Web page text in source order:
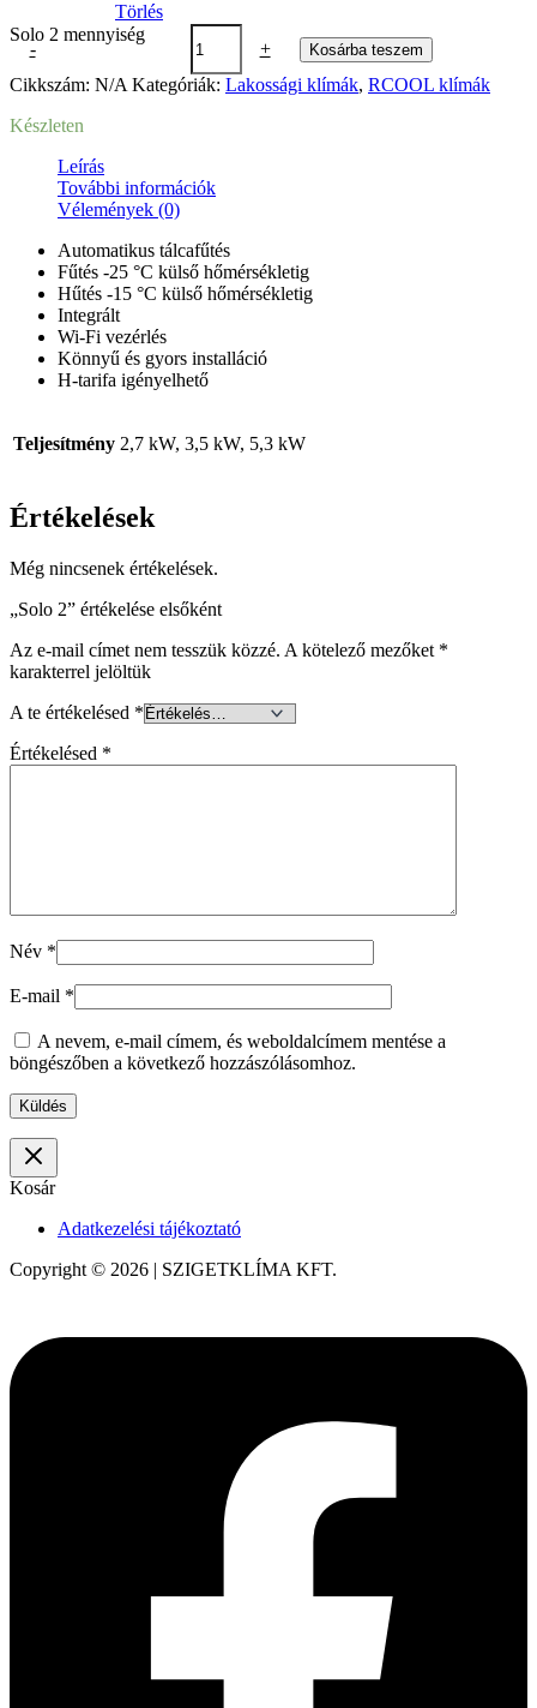
Törlés
-
Solo 2 mennyiség
+ Kosárba teszem
Cikkszám: N/A Kategóriák: Lakossági klímák, RCOOL klímák
Készleten
Leírás
További információk
Vélemények (0)
Automatikus tálcafűtés
Fűtés -25 °C külső hőmérsékletig
Hűtés -15 °C külső hőmérsékletig
Integrált
Wi-Fi vezérlés
Könnyű és gyors installáció
H-tarifa igényelhető
Teljesítmény 2,7 kW, 3,5 kW, 5,3 kW
Értékelések
Még nincsenek értékelések.
„Solo 2” értékelése elsőként
Az e-mail címet nem tesszük közzé. A kötelező mezőket *
karakterrel jelöltük
A te értékelésed *
Értékelésed *
Név *
E-mail *
A nevem, e-mail címem, és weboldalcímem mentése a
böngészőben a következő hozzászólásomhoz.
Kosár
Adatkezelési tájékoztató
Copyright © 2026 | SZIGETKLÍMA KFT.